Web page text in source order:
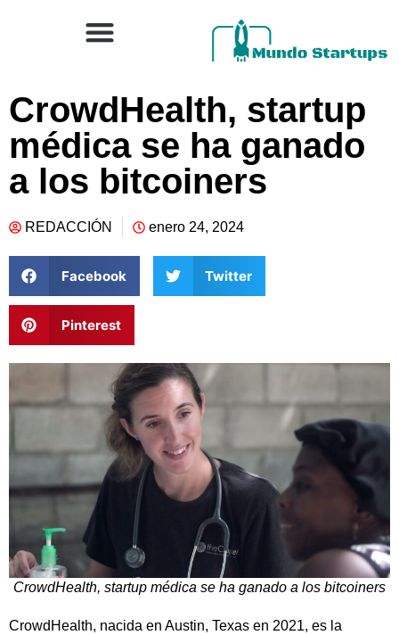
CrowdHealth, startup
médica se ha ganado
a los bitcoiners
REDACCIÓN enero 24, 2024
Facebook Twitter
Pinterest
CrowdHealth, startup médica se ha ganado a los bitcoiners
CrowdHealth, nacida en Austin, Texas en 2021, es la